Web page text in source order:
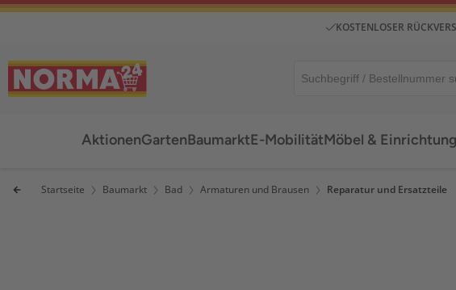
KOSTENLOSER
AktionenGartenBaumarktE-MobilitätMöbel & Einrichtung
Startseite Baumarkt Bad Armaturen und Brausen Reparatur und Ersatzteile